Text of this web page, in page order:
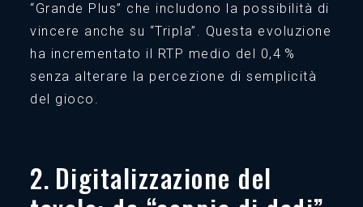
“Grande Plus” che includono la possibilità di
vincere anche su “Tripla”. Questa evoluzione
ha incrementato il RTP medio del 0,4 %
senza alterare la percezione di semplicità
del gioco.
2. Digitalizzazione del